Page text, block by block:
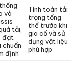
và
tải,
đạt
chuẩn
định
Tính toán tải
trọng tổng
thể trước khi
gia cố và sử
dụng vật liệu
phù hợp